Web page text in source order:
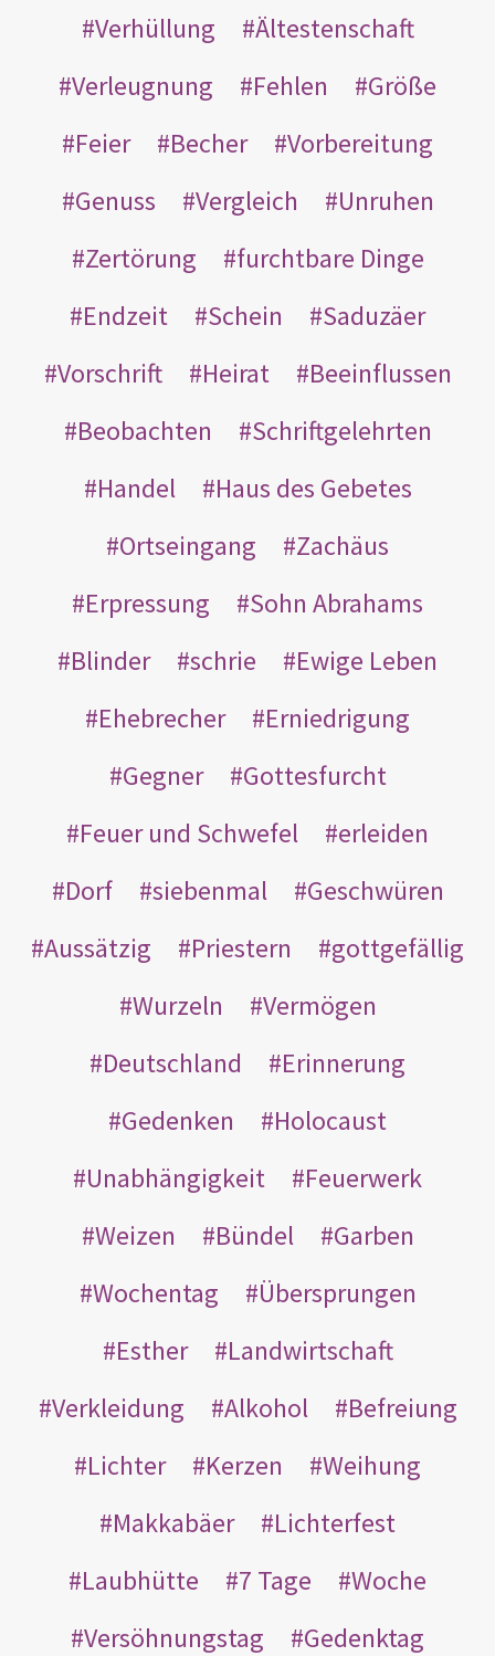
Verhüllung
Ältestenschaft
Verleugnung
Fehlen
Größe
Feier
Becher
Vorbereitung
Genuss
Vergleich
Unruhen
Zertörung
furchtbare Dinge
Endzeit
Schein
Saduzäer
Vorschrift
Heirat
Beeinflussen
Beobachten
Schriftgelehrten
Handel
Haus des Gebetes
Ortseingang
Zachäus
Erpressung
Sohn Abrahams
Blinder
schrie
Ewige Leben
Ehebrecher
Erniedrigung
Gegner
Gottesfurcht
Feuer und Schwefel
erleiden
Dorf
siebenmal
Geschwüren
Aussätzig
Priestern
gottgefällig
Wurzeln
Vermögen
Deutschland
Erinnerung
Gedenken
Holocaust
Unabhängigkeit
Feuerwerk
Weizen
Bündel
Garben
Wochentag
Übersprungen
Esther
Landwirtschaft
Verkleidung
Alkohol
Befreiung
Lichter
Kerzen
Weihung
Makkabäer
Lichterfest
Laubhütte
7 Tage
Woche
Versöhnungstag
Gedenktag